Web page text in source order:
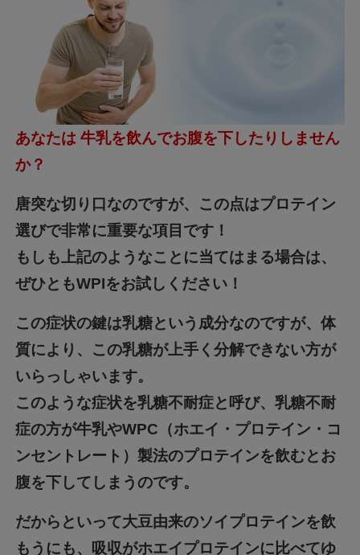
あなたは 牛乳を飲んでお腹を下したりしません
か？
唐突な切り口なのですが、この点はプロテイン
選びで非常に重要な項目です！
もしも上記のようなことに当てはまる場合は、
ぜひともWPIをお試しください！
この症状の鍵は乳糖という成分なのですが、体
質により、この乳糖が上手く分解できない方が
いらっしゃいます。
このような症状を乳糖不耐症と呼び、乳糖不耐
症の方が牛乳やWPC（ホエイ・プロテイン・コ
ンセントレート）製法のプロテインを飲むとお
腹を下してしまうのです。
だからといって大豆由来のソイプロテインを飲
もうにも、吸収がホエイプロテインに比べてゆ